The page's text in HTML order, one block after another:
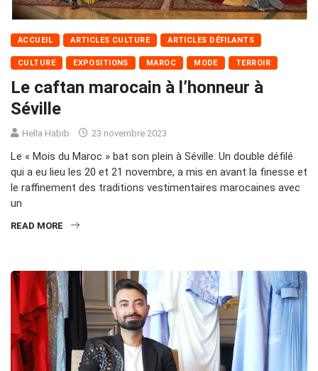
ACCUEIL ARTICLES CULTURE ARTICLES DÉFILANTS
CULTURE EXPOSITIONS MAROC MODE TERROIR
Le caftan marocain à l’honneur à
Séville
Hella Habib 23 novembre 2023
Le « Mois du Maroc » bat son plein à Séville. Un double défilé
qui a eu lieu les 20 et 21 novembre, a mis en avant la finesse et
le raffinement des traditions vestimentaires marocaines avec
un
READ MORE